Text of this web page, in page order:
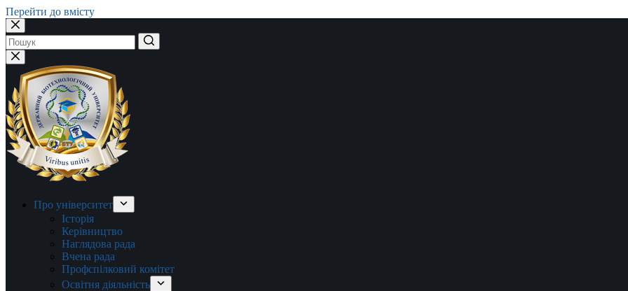
Перейти до вмісту
Немає
результатів
Про університет
Історія
Керівництво
Наглядова рада
Вчена рада
Профспілковий комітет
Освітня діяльність